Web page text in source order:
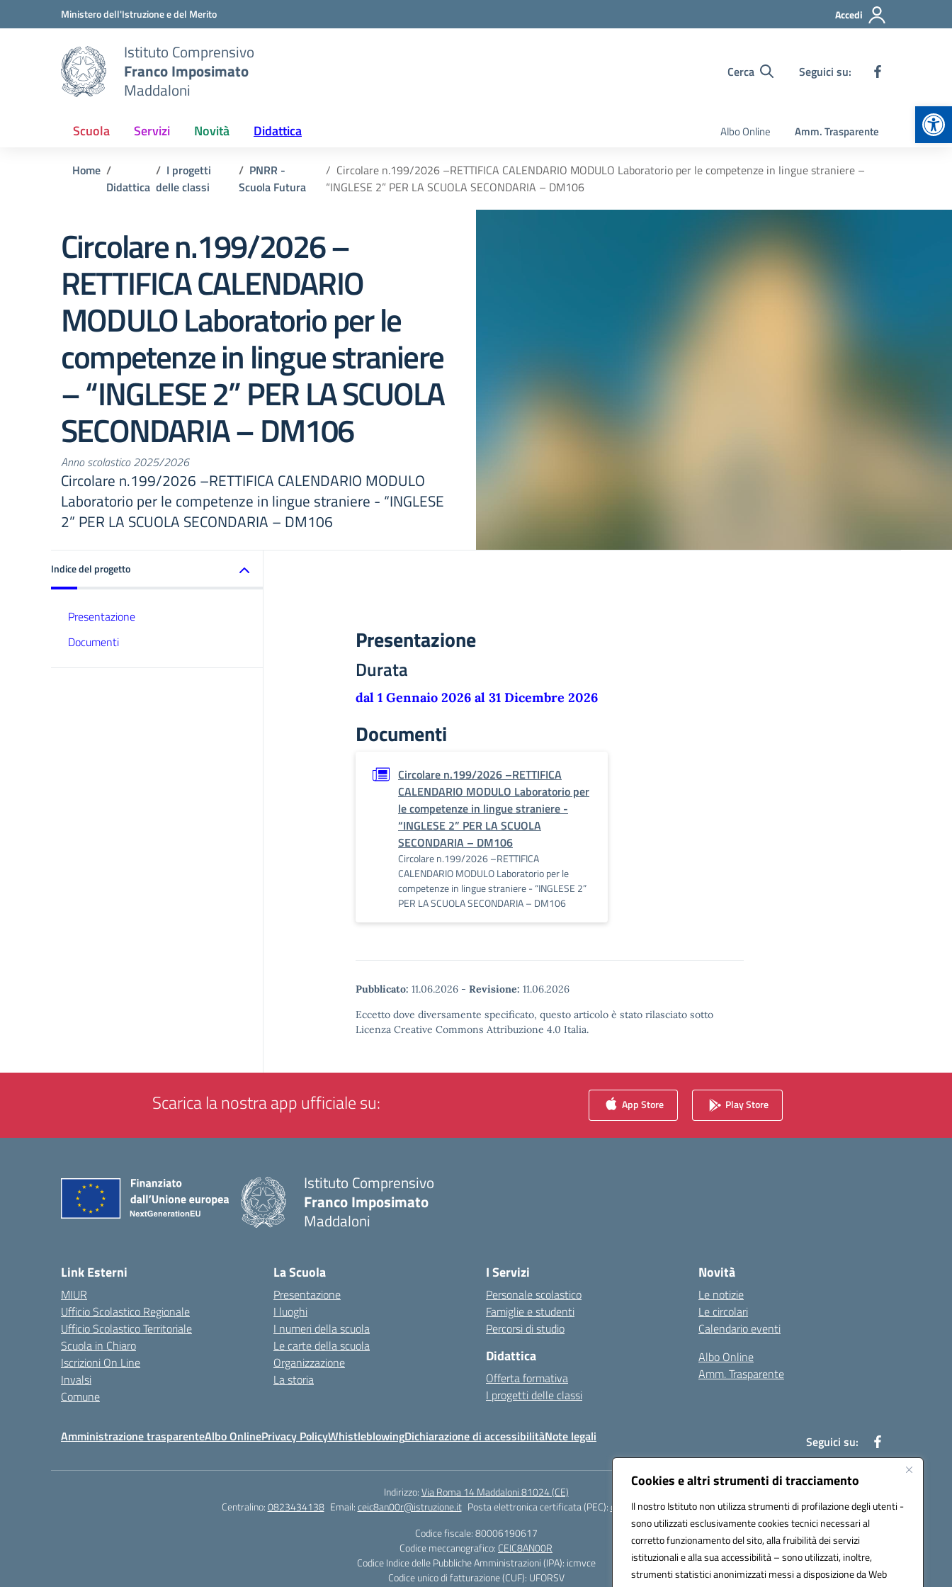
Cookies e altri strumenti di tracciamento
Il nostro Istituto non utilizza strumenti di profilazione degli utenti -
sono utilizzati esclusivamente cookies tecnici necessari al
corretto funzionamento del sito, alla fruibilità dei servizi
istituzionali e alla sua accessibilità – sono utilizzati, inoltre,
strumenti statistici anonimizzati messi a disposizione da Web
Vai ai contenuti
Vai al menu di navigazioneMinistero dell'Istruzione e del Merito Accedi
Istituto Comprensivo
Franco Imposimato
Maddaloni
Cerca Seguici su:
Scuola Servizi Novità Didattica Albo Online Amm. Trasparente
Home
Didattica
I progetti
delle classi
PNRR -
Scuola Futura
Circolare n.199/2026 –RETTIFICA CALENDARIO MODULO Laboratorio per le competenze in lingue straniere –
“INGLESE 2” PER LA SCUOLA SECONDARIA – DM106
Circolare n.199/2026 –
RETTIFICA CALENDARIO
MODULO Laboratorio per le
competenze in lingue straniere
– “INGLESE 2” PER LA SCUOLA
SECONDARIA – DM106
Anno scolastico 2025/2026
Circolare n.199/2026 –RETTIFICA CALENDARIO MODULO
Laboratorio per le competenze in lingue straniere - “INGLESE
2” PER LA SCUOLA SECONDARIA – DM106
Indice del progetto
Presentazione
Documenti
Presentazione
Durata
dal 1 Gennaio 2026 al 31 Dicembre 2026
Documenti
Circolare n.199/2026 –RETTIFICA
CALENDARIO MODULO Laboratorio per
le competenze in lingue straniere -
“INGLESE 2” PER LA SCUOLA
SECONDARIA – DM106
Circolare n.199/2026 –RETTIFICA
CALENDARIO MODULO Laboratorio per le
competenze in lingue straniere - “INGLESE 2”
PER LA SCUOLA SECONDARIA – DM106
Pubblicato: 11.06.2026 - Revisione: 11.06.2026
Eccetto dove diversamente specificato, questo articolo è stato rilasciato sotto
Licenza Creative Commons Attribuzione 4.0 Italia.
Scarica la nostra app ufficiale su: App Store Play Store
Istituto Comprensivo
Franco Imposimato
Maddaloni
Link Esterni
MIUR
Ufficio Scolastico Regionale
Ufficio Scolastico Territoriale
Scuola in Chiaro
Iscrizioni On Line
Invalsi
Comune
La Scuola
Presentazione
I luoghi
I numeri della scuola
Le carte della scuola
Organizzazione
La storia
I Servizi
Personale scolastico
Famiglie e studenti
Percorsi di studio
Didattica
Offerta formativa
I progetti delle classi
Novità
Le notizie
Le circolari
Calendario eventi
Albo Online
Amm. Trasparente
Amministrazione trasparenteAlbo OnlinePrivacy PolicyWhistleblowingDichiarazione di accessibilitàNote legali Seguici su:
Indirizzo:Via Roma 14 Maddaloni 81024 (CE)
Centralino:0823434138 Email:ceic8an00r@istruzione.it Posta elettronica certificata (PEC):ceic8an00r@pec.istruzione.it
Codice fiscale: 80006190617
Codice meccanografico: CEIC8AN00R
Codice Indice delle Pubbliche Amministrazioni (IPA): icmvce
Codice unico di fatturazione (CUF): UFORSV